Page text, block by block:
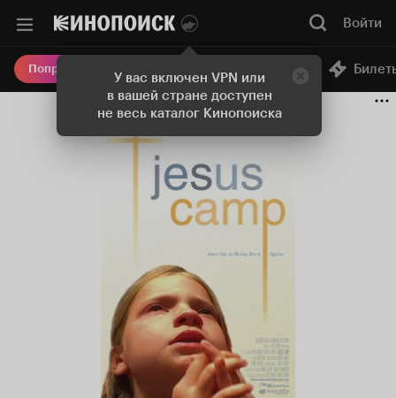
У вас включен VPN или
в вашей стране доступен
не весь каталог Кинопоиска
Войти
Попробовать Плюс Онлайн-кинотеатр